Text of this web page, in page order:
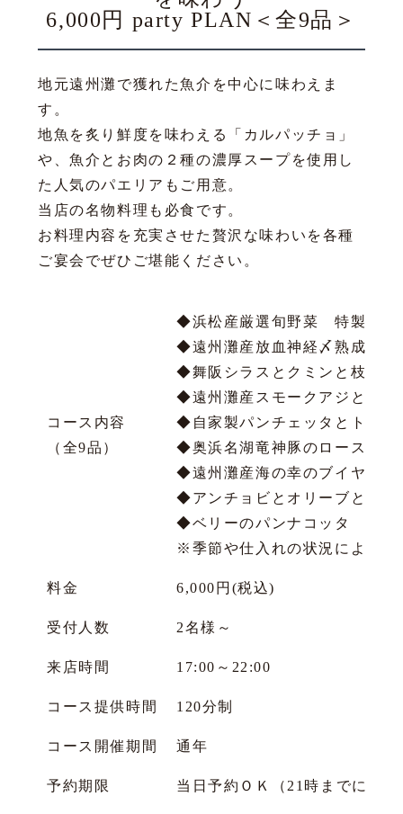
6,000円 party PLAN＜全9品＞
地元遠州灘で獲れた魚介を中心に味わえま
す。
地魚を炙り鮮度を味わえる「カルパッチョ」
や、魚介とお肉の２種の濃厚スープを使用し
た人気のパエリアもご用意。
当店の名物料理も必食です。
お料理内容を充実させた贅沢な味わいを各種
ご宴会でぜひご堪能ください。
コース内容
（全9品）
◆浜松産厳選旬野菜 特製も
◆遠州灘産放血神経〆熟成フ
◆舞阪シラスとクミンと枝付き
◆遠州灘産スモークアジと紫
◆自家製パンチェッタとトリ
◆奥浜名湖竜神豚のローストの
◆遠州灘産海の幸のブイヤベー
◆アンチョビとオリーブとケッ
◆ベリーのパンナコッタ プラ
※季節や仕入れの状況により、
料金 6,000円(税込)
受付人数 2名様～
来店時間 17:00～22:00
コース提供時間 120分制
コース開催期間 通年
予約期限 当日予約ＯＫ（21時までにご